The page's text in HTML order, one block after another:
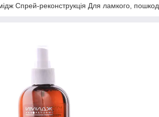
Спрей-реконструкція Для ламкого,